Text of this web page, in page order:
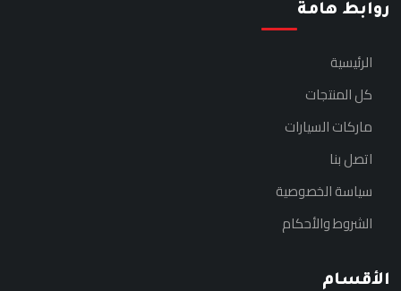
روابط هامة
الرئيسية
كل المنتجات
ماركات السيارات
اتصل بنا
سياسة الخصوصية
الشروط والأحكام
الأقسام